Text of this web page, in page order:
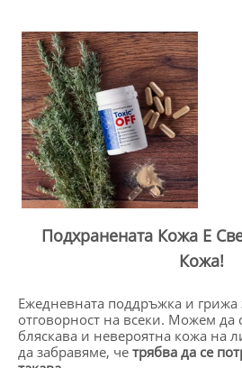
Подхранената Кожа Е
Кожа!
Ежедневната поддръжка и грижа
отговорност на всеки. Можем да
бляскава и невероятна кожа на
да забравяме, че трябва да се